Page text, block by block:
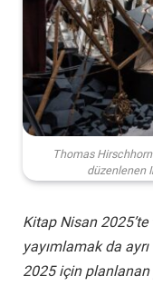
Thomas
düzenlenen
Kitap Nisan
yayımlamak da
2025 için planlanan